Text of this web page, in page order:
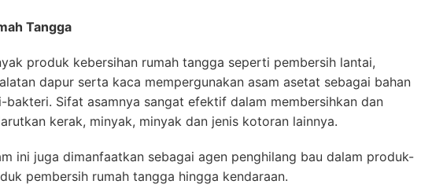
Tangga
produk kebersihan rumah tangga seperti pembersih lantai,
dapur serta kaca mempergunakan asam asetat sebagai bahan
bakteri. Sifat asamnya sangat efektif dalam membersihkan dan
kerak, minyak, minyak dan jenis kotoran lainnya.
ini juga dimanfaatkan sebagai agen penghilang bau dalam produk-
pembersih rumah tangga hingga kendaraan.